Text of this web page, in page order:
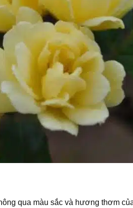
qua màu sắc và hương thơm